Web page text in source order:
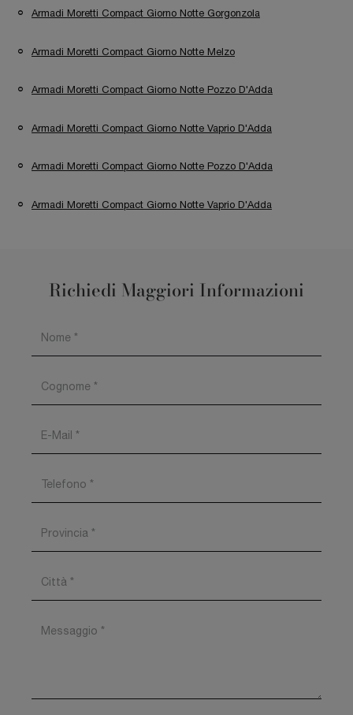
Armadi Moretti Compact Giorno Notte Gorgonzola
Armadi Moretti Compact Giorno Notte Melzo
Armadi Moretti Compact Giorno Notte Pozzo D'Adda
Armadi Moretti Compact Giorno Notte Vaprio D'Adda
Armadi Moretti Compact Giorno Notte Pozzo D'Adda
Armadi Moretti Compact Giorno Notte Vaprio D'Adda
Richiedi Maggiori Informazioni